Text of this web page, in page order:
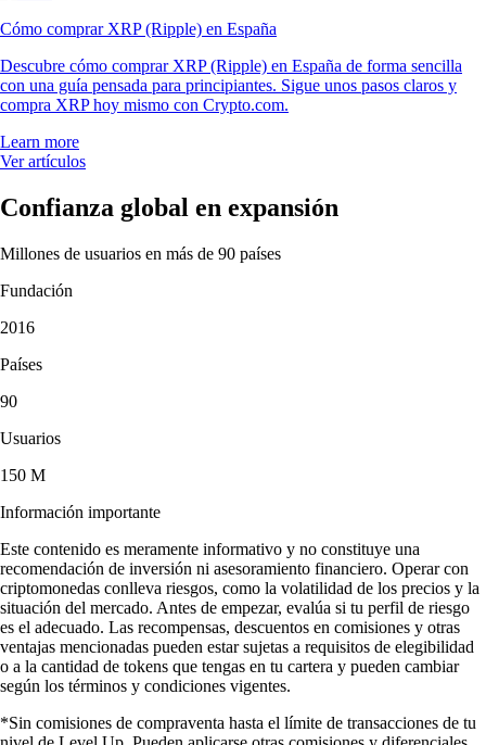
Cómo comprar XRP (Ripple) en España
Descubre cómo comprar XRP (Ripple) en España de forma sencilla
con una guía pensada para principiantes. Sigue unos pasos claros y
compra XRP hoy mismo con Crypto.com.
Learn more
Ver artículos
Confianza global en expansión
Millones de usuarios en más de 90 países
Fundación
2016
Países
90
Usuarios
150 M
Información importante
Este contenido es meramente informativo y no constituye una
recomendación de inversión ni asesoramiento financiero. Operar con
criptomonedas conlleva riesgos, como la volatilidad de los precios y la
situación del mercado. Antes de empezar, evalúa si tu perfil de riesgo
es el adecuado. Las recompensas, descuentos en comisiones y otras
ventajas mencionadas pueden estar sujetas a requisitos de elegibilidad
o a la cantidad de tokens que tengas en tu cartera y pueden cambiar
según los términos y condiciones vigentes.
*Sin comisiones de compraventa hasta el límite de transacciones de tu